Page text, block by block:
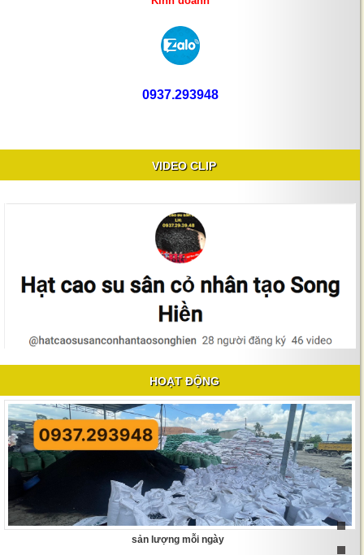
0937.293948
VIDEO CLIP
HOẠT ĐỘNG
hạt màu tổng hợp
sản lượng mỗi ngày